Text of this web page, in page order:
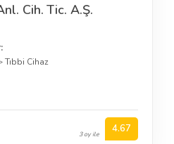
Cih. Tic. A.Ş.
Tıbbi Cihaz
3 oy ile 4.67